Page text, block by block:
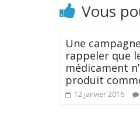
Vous
Une
rappeler que
médicament
produit
12 janvier 2016